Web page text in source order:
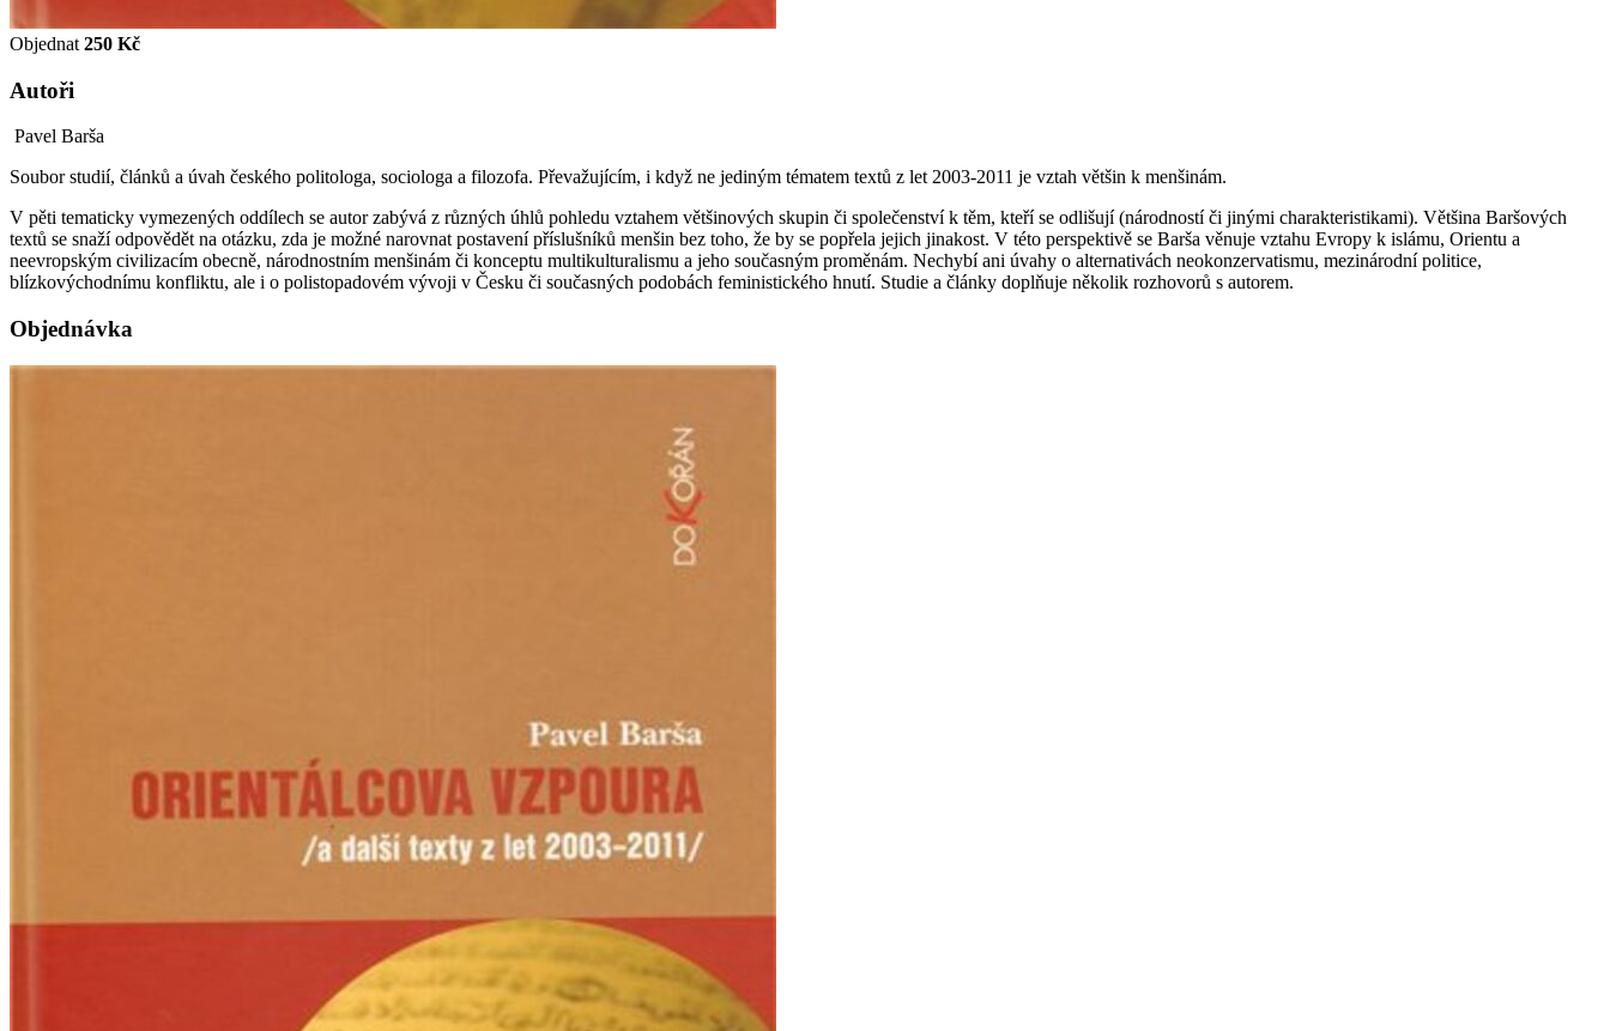
Objednat 250 Kč
Autoři
Pavel Barša
Soubor studií, článků a úvah českého politologa, sociologa a filozofa. Převažujícím, i když ne jediným tématem textů z let 2003-2011 je vztah většin k menšinám.
V pěti tematicky vymezených oddílech se autor zabývá z různých úhlů pohledu vztahem většinových skupin či společenství k těm, kteří se odlišují (národností či jinými charakteristikami). Většina Baršových
textů se snaží odpovědět na otázku, zda je možné narovnat postavení příslušníků menšin bez toho, že by se popřela jejich jinakost. V této perspektivě se Barša věnuje vztahu Evropy k islámu, Orientu a
neevropským civilizacím obecně, národnostním menšinám či konceptu multikulturalismu a jeho současným proměnám. Nechybí ani úvahy o alternativách neokonzervatismu, mezinárodní politice,
blízkovýchodnímu konfliktu, ale i o polistopadovém vývoji v Česku či současných podobách feministického hnutí. Studie a články doplňuje několik rozhovorů s autorem.
Objednávka